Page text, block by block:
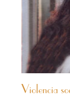
Violencia